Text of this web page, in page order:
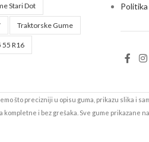
Stari Dot
Traktorske Gume
R16
što precizniji u opisu guma, prikazu slika i
kompletne i bez grešaka. Sve gume prikazane